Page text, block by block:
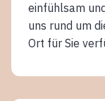
einfühlsam
uns rund um
Ort für Sie